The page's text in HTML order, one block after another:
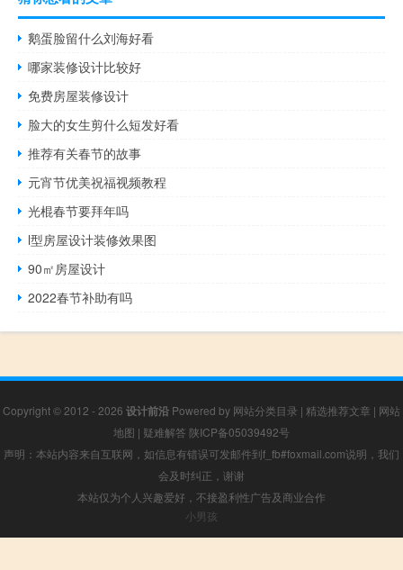
鹅蛋脸留什么刘海好看
哪家装修设计比较好
免费房屋装修设计
脸大的女生剪什么短发好看
推荐有关春节的故事
元宵节优美祝福视频教程
光棍春节要拜年吗
l型房屋设计装修效果图
90㎡房屋设计
2022春节补助有吗
Copyright © 2012 - 2026 设计前沿 Powered by 网站分类目录 | 精选推荐文章 | 网站
地图 | 疑难解答 陕ICP备05039492号
声明：本站内容来自互联网，如信息有错误可发邮件到f_fb#foxmail.com说明，我们
会及时纠正，谢谢
本站仅为个人兴趣爱好，不接盈利性广告及商业合作
小男孩